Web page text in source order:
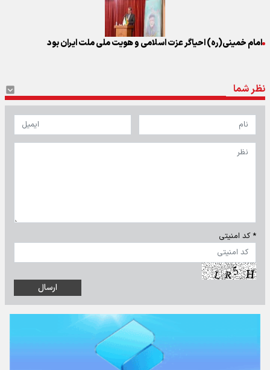
امام خمینی(ره) احیاگر عزت اسلامی و هویت ملی ملت ایران بود
نظر شما
* کد امنیتی